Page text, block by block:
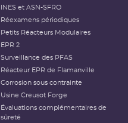
INES et ASN-SFRO
Réexamens périodiques
Petits Réacteurs Modulaires
EPR 2
Surveillance des PFAS
Réacteur EPR de Flamanville
Corrosion sous contrainte
Usine Creusot Forge
Évaluations complémentaires de
sûreté